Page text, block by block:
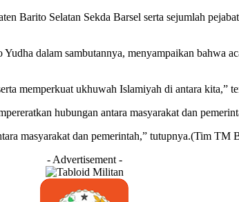
Barito Selatan Sekda Barsel serta sejumlah
dalam sambutannya, menyampaikan bahwa
memperkuat ukhuwah Islamiyah di antara kita,”
hubungan antara masyarakat dan
masyarakat dan pemerintah,” tutupnya.(Tim
- Advertisement -